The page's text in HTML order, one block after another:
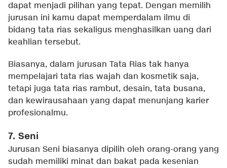
dapat menjadi pilihan yang tepat. Dengan memilih
jurusan ini kamu dapat memperdalam ilmu di
bidang tata rias sekaligus menghasilkan uang dari
keahlian tersebut.
Biasanya, dalam jurusan Tata Rias tak hanya
mempelajari tata rias wajah dan kosmetik saja,
tetapi juga tata rias rambut, desain, tata busana,
dan kewirausahaan yang dapat menunjang karier
profesionalmu.
7. Seni
Jurusan Seni biasanya dipilih oleh orang-orang yang
sudah memiliki minat dan bakat pada kesenian